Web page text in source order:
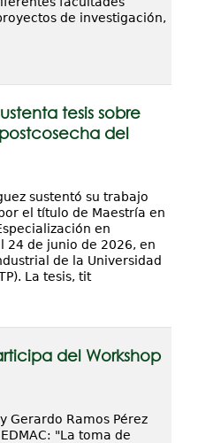
de investigación,
tesis sobre
del
sustentó su trabajo
el título de Maestría en
en
24 de junio de 2026, en
de la Universidad
La tesis, tit
del Workshop
Gerardo Ramos Pérez
"La toma de